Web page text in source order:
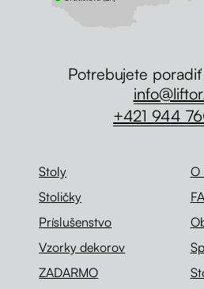
Stoly
Stoličky
Príslušenstvo
Vzorky dekorov
ZADARMO
O
Potrebujete
+421 944